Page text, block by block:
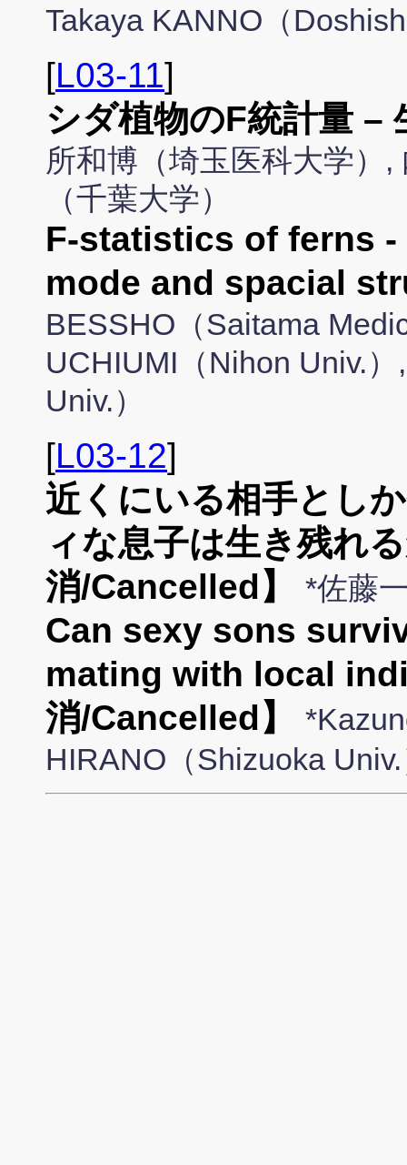
Takaya KANNO（
[L03-11]
シダ植物のF統計量 –
所和博（埼玉医科大学）
（千葉大学）
F-statistics of ferns
mode and spacial
BESSHO（Saitama
UCHIUMI（Nihon Univ.
Univ.）
[L03-12]
近くにいる相手とし
ィな息子は生き残れ
消/Cancelled】
*佐藤
Can sexy sons
mating with local
消/Cancelled】
HIRANO（Shizuoka